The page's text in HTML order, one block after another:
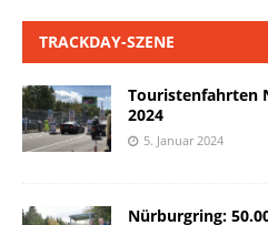
TRACKDAY-SZENE
Touristenfahrten
2024
5. Januar 2024
Nürburgring: